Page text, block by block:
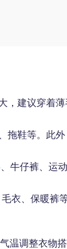
建议穿着
鞋等。此
牛仔裤、运
衣、保暖裤
温调整衣物搭